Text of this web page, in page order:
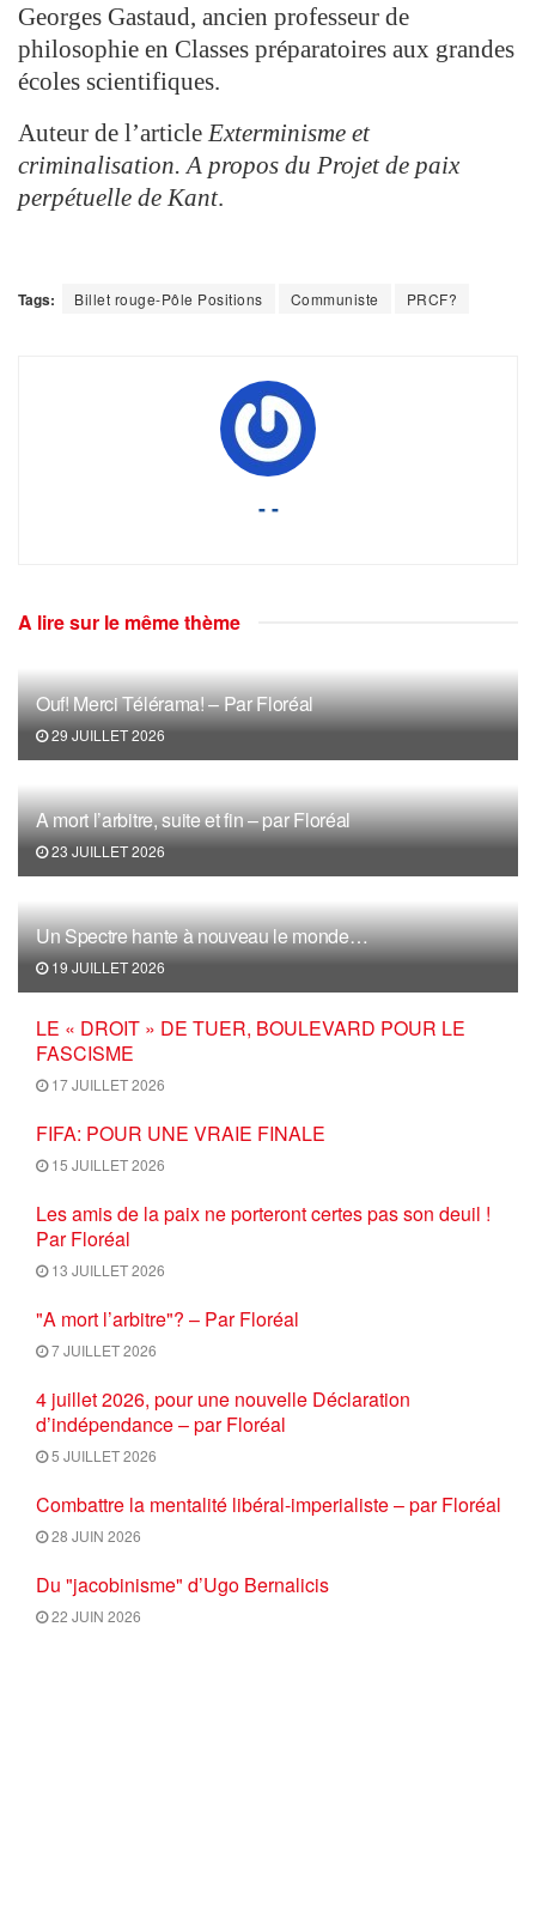
Georges Gastaud, ancien professeur de
philosophie en Classes préparatoires aux grandes
écoles scientifiques.
Auteur de l’article Exterminisme et
criminalisation. A propos du Projet de paix
perpétuelle de Kant.
Tags: Billet rouge-Pôle Positions Communiste PRCF?
- -
A lire sur le même thème
Ouf! Merci Télérama! – Par Floréal
29 JUILLET 2026
A mort l’arbitre, suite et fin – par Floréal
23 JUILLET 2026
Un Spectre hante à nouveau le monde…
19 JUILLET 2026
LE « DROIT » DE TUER, BOULEVARD POUR LE
FASCISME
17 JUILLET 2026
FIFA: POUR UNE VRAIE FINALE
15 JUILLET 2026
Les amis de la paix ne porteront certes pas son deuil !
Par Floréal
13 JUILLET 2026
"A mort l’arbitre"? – Par Floréal
7 JUILLET 2026
4 juillet 2026, pour une nouvelle Déclaration
d’indépendance – par Floréal
5 JUILLET 2026
Combattre la mentalité libéral-imperialiste – par Floréal
28 JUIN 2026
Du "jacobinisme" d’Ugo Bernalicis
22 JUIN 2026